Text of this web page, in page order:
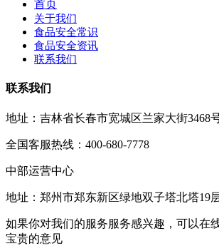
首页
关于我们
食品安全常识
食品安全资讯
联系我们
联系我们
地址：吉林省长春市宽城区兰家大街3468
全国客服热线：400-680-7778
中部运营中心
地址：郑州市郑东新区绿地双子塔北塔19
如果你对我们的服务服务感兴趣，可以在
宝贵的意见